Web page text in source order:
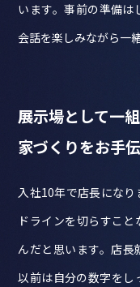
います。事前の準備
会話を楽しみながら一
展示場として一
家づくりをお手
入社10年で店長にな
ドラインを切らすこ
んだと思います。店長
以前は自分の数字をし